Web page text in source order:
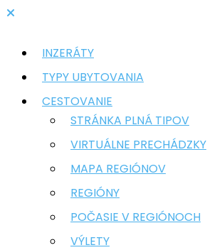
INZERÁTY
TYPY UBYTOVANIA
CESTOVANIE
STRÁNKA PLNÁ TIPOV
VIRTUÁLNE PRECHÁDZKY
MAPA REGIÓNOV
REGIÓNY
POČASIE V REGIÓNOCH
VÝLETY